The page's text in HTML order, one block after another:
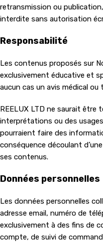
retransmission ou
interdite sans autorisation
Responsabilité
Les contenus proposés sur
exclusivement éducative et
aucun cas un avis médical ou
REELUX LTD ne saurait être
interprétations ou des
pourraient faire des
conséquence découlant
ses contenus.
Données personnelles
Les données personnelles
adresse email, numéro de
exclusivement à des fins de
compte, de suivi de